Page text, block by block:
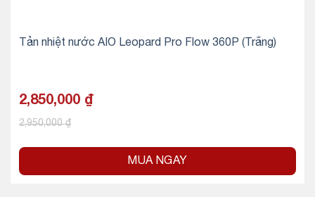
Tản nhiệt nước AIO Leopard Pro Flow 360P (Trắng)
2,850,000 ₫
2,950,000₫
MUA NGAY